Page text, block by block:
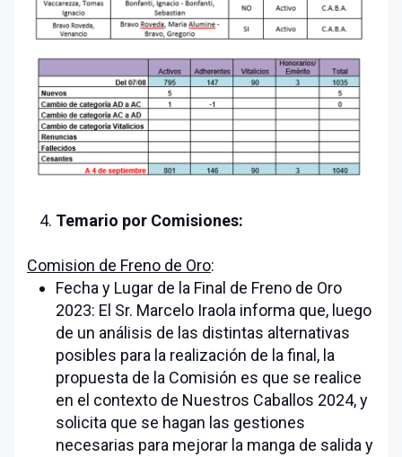
Temario por Comisiones:
Comision de Freno de Oro:
Fecha y Lugar de la Final de Freno de Oro
2023: El Sr. Marcelo Iraola informa que, luego
de un análisis de las distintas alternativas
posibles para la realización de la final, la
propuesta de la Comisión es que se realice
en el contexto de Nuestros Caballos 2024, y
solicita que se hagan las gestiones
necesarias para mejorar la manga de salida y